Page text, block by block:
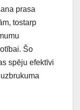
prasa
tostarp
Šo
spēju efektīvi